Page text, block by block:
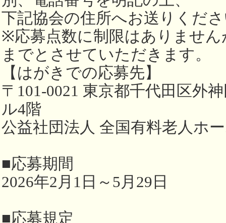
下記協会の住所へお送りくだ
※応募点数に制限はありません
までとさせていただきます。
【はがきでの応募先】
〒101-0021 東京都千代田区外
ル4階
公益社団法人 全国有料老人
■応募期間
2026年2月1日～5月29日
■応募規定